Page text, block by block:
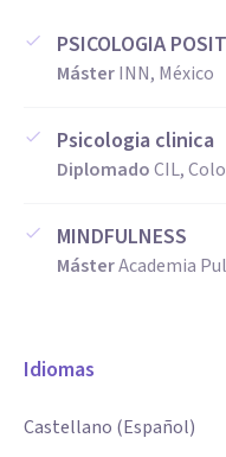
PSICOLOGIA
MásterINN, México
Psicologia clinica
DiplomadoCIL,
MINDFULNESS
MásterAcademia
Idiomas
Castellano (Español)